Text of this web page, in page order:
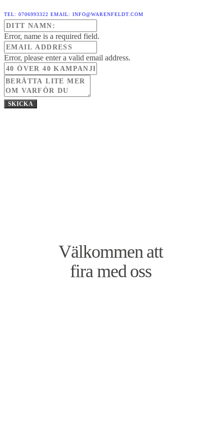
TEL: 0706993322 EMAIL: INFO@WARENFELDT.COM
Error, name is a required field.
Error, please enter a valid email address.
SKICKA
Välkommen att
fira med oss